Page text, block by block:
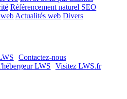
Référencement naturel SEO
Actualités web Divers
Contactez-nous
Visitez LWS.fr